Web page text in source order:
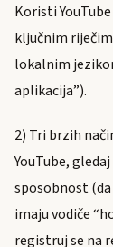
Koristi
ključnim
lokalnim
aplikacija”).
2) Tri brzih
YouTube,
sposobnost
imaju vodiče
registruj se na